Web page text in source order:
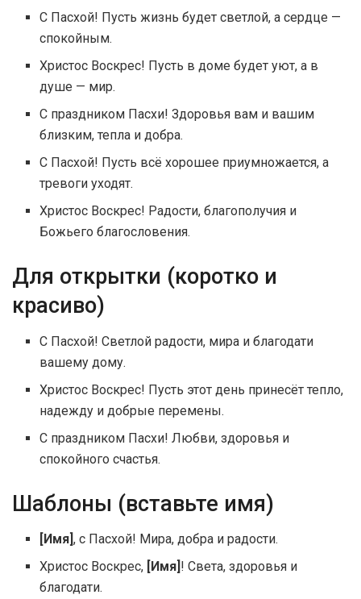
С Пасхой! Пусть жизнь будет светлой, а сердце —
спокойным.
Христос Воскрес! Пусть в доме будет уют, а в
душе — мир.
С праздником Пасхи! Здоровья вам и вашим
близким, тепла и добра.
С Пасхой! Пусть всё хорошее приумножается, а
тревоги уходят.
Христос Воскрес! Радости, благополучия и
Божьего благословения.
Для открытки (коротко и
красиво)
С Пасхой! Светлой радости, мира и благодати
вашему дому.
Христос Воскрес! Пусть этот день принесёт тепло,
надежду и добрые перемены.
С праздником Пасхи! Любви, здоровья и
спокойного счастья.
Шаблоны (вставьте имя)
[Имя], с Пасхой! Мира, добра и радости.
Христос Воскрес,
[Имя] ! Света, здоровья и
благодати.